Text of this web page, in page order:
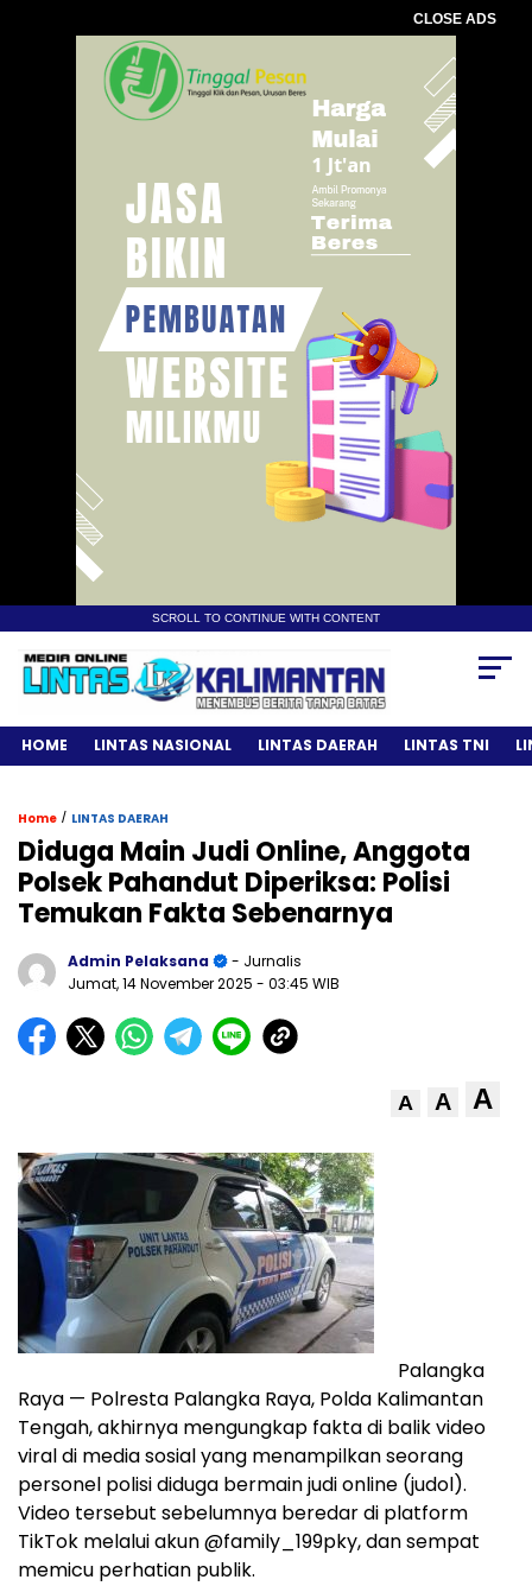
CLOSE ADS
SCROLL TO CONTINUE WITH CONTENT
HOME LINTAS NASIONAL LINTAS DAERAH LINTAS TNI
Home / LINTAS DAERAH
Diduga Main Judi Online, Anggota
Polsek Pahandut Diperiksa: Polisi
Temukan Fakta Sebenarnya
Admin Pelaksana
- Jurnalis
Jumat, 14 November 2025 - 03:45 WIB
A A A
Palangka
Raya — Polresta Palangka Raya, Polda Kalimantan
Tengah, akhirnya mengungkap fakta di balik video
viral di media sosial yang menampilkan seorang
personel polisi diduga bermain judi online (judol).
Video tersebut sebelumnya beredar di platform
TikTok melalui akun @family_199pky, dan sempat
memicu perhatian publik.